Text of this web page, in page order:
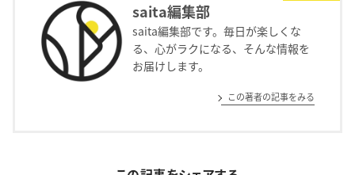
saita編集部
saita編集部です。毎日が楽しくな
る、心がラクになる、そんな情報を
お届けします。
この著者の記事をみる